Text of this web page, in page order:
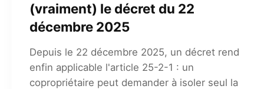
(vraiment) le décret du 22
décembre 2025
Depuis le 22 décembre 2025, un décret rend
enfin applicable l'article 25-2-1 : un
copropriétaire peut demander à isoler seul la